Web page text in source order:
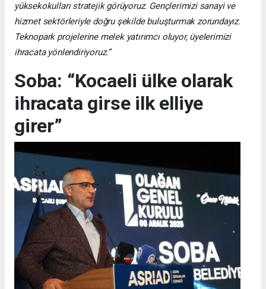
yüksekokulları stratejik görüyoruz. Gençlerimizi sanayi ve
hizmet sektörleriyle doğru şekilde buluşturmak zorundayız.
Teknopark projelerine melek yatırımcı oluyor, üyelerimizi
ihracata yönlendiriyoruz.”
Soba: “Kocaeli ülke olarak
ihracata girse ilk elliye
girer”